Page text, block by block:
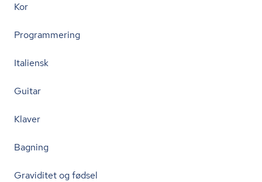
Kor
Programmering
Italiensk
Guitar
Klaver
Bagning
Graviditet og fødsel